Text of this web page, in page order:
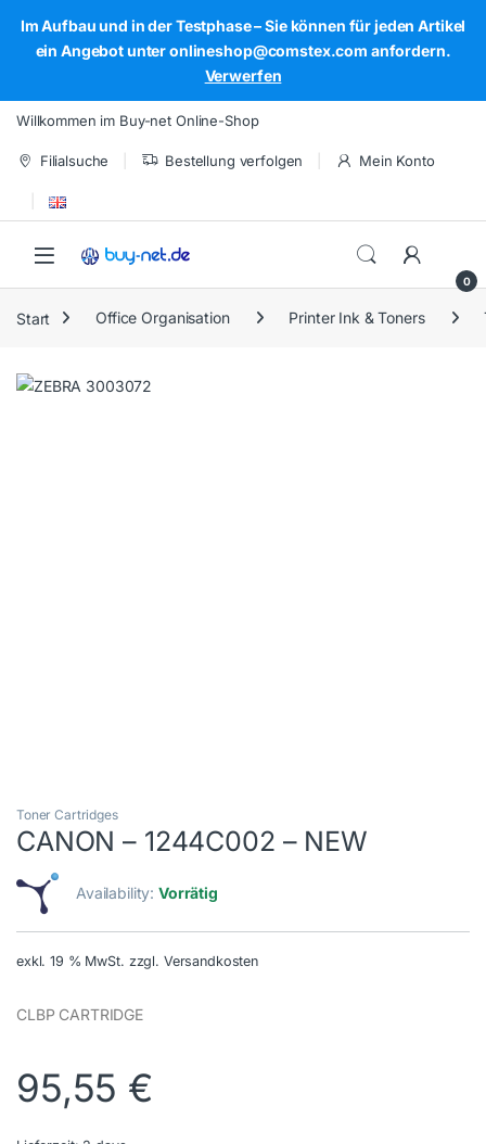
Im Aufbau und in der Testphase – Sie können für jeden Artikel
ein Angebot unter onlineshop@comstex.com anfordern.
Verwerfen
Skip to navigation
Skip to content
Willkommen im Buy-net Online-Shop
Filialsuche Bestellung verfolgen Mein Konto
Open
0
Start Office Organisation Printer Ink & Toners
Toner Cartridges
CANON – 1244C002 – NEW
Availability:Vorrätig
exkl. 19 % MwSt. zzgl. Versandkosten
CLBP CARTRIDGE
95,55 €